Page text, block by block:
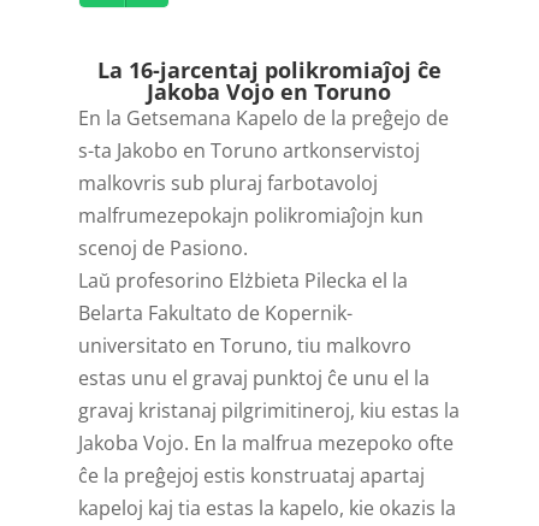
Player
La 16-jarcentaj polikromiaĵoj ĉe
Jakoba Vojo en Toruno
En la Getsemana Kapelo de la preĝejo de
s-ta Jakobo en Toruno artkonservistoj
malkovris sub pluraj farbotavoloj
malfrumezepokajn polikromiaĵojn kun
scenoj de Pasiono.
Laŭ profesorino Elżbieta Pilecka el la
Belarta Fakultato de Kopernik-
universitato en Toruno, tiu malkovro
estas unu el gravaj punktoj ĉe unu el la
gravaj kristanaj pilgrimitineroj, kiu estas la
Jakoba Vojo. En la malfrua mezepoko ofte
ĉe la preĝejoj estis konstruataj apartaj
kapeloj kaj tia estas la kapelo, kie okazis la